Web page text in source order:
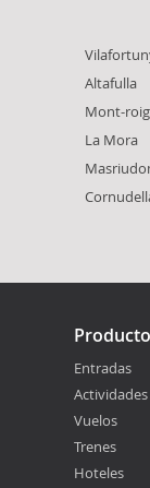
Altafulla
Mont-
La Mora
Entradas
Actividades
Vuelos
Trenes
Hoteles